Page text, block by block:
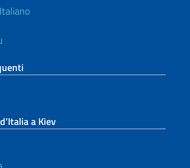
a Kiev